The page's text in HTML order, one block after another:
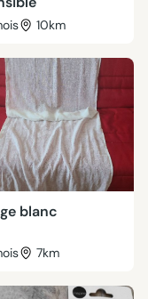
10km
blanc
7km